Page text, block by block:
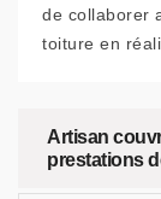
de collaborer
toiture en
Artisan
prestations